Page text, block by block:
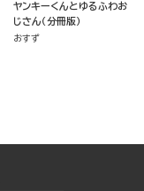
ヤンキーくんとゆるふわお
じさん（分冊版）
おすず